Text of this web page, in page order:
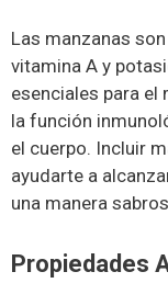
Las manzanas
vitamina A y
esenciales para el
la función
el cuerpo. Incluir
ayudarte a
una manera
Propiedades